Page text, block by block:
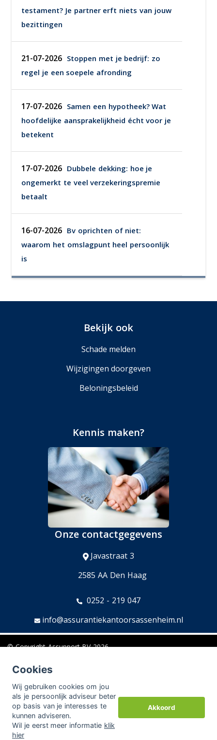
Cookies
Wij gebruiken cookies om jou
als je persoonlijk adviseur beter
op basis van je interesses te
kunnen adviseren.
Wil je eerst meer informatie klik
hier
Akkoord
testament? Je partner erft niets van jouw
bezittingen
21-07-2026 Stoppen met je bedrijf: zo
regel je een soepele afronding
17-07-2026 Samen een hypotheek? Wat
hoofdelijke aansprakelijkheid écht voor je
betekent
17-07-2026 Dubbele dekking: hoe je
ongemerkt te veel verzekeringspremie
betaalt
16-07-2026 Bv oprichten of niet:
waarom het omslagpunt heel persoonlijk
is
Bekijk ook
Schade melden
Wijzigingen doorgeven
Beloningsbeleid
Kennis maken?
Onze contactgegevens
Javastraat 3
2585 AA Den Haag
0252 - 219 047
info@assurantiekantoorsassenheim.nl
© CopyrightAssupport BV2026
Sitemap
Disclaimer
Aangesloten bij:Adfiz, Erkend Financieel Adviseur